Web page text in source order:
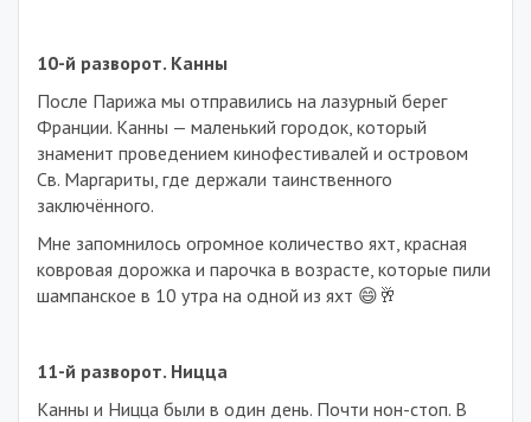
10-й разворот. Канны
После Парижа мы отправились на лазурный берег
Франции. Канны — маленький городок, который
знаменит проведением кинофестивалей и островом
Св. Маргариты, где держали таинственного
заключённого.
Мне запомнилось огромное количество яхт, красная
ковровая дорожка и парочка в возрасте, которые пили
шампанское в 10 утра на одной из яхт 😄🥂
11-й разворот. Ницца
Канны и Ницца были в один день. Почти нон-стоп. В